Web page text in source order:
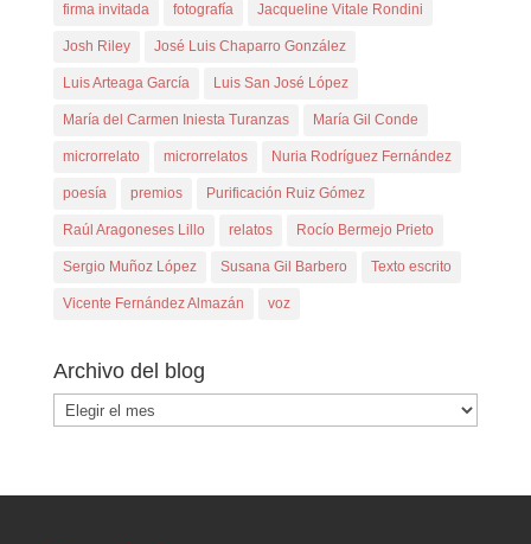
firma invitada fotografía Jacqueline Vitale Rondini
Josh Riley José Luis Chaparro González
Luis Arteaga García Luis San José López
María del Carmen Iniesta Turanzas María Gil Conde
microrrelato microrrelatos Nuria Rodríguez Fernández
poesía premios Purificación Ruiz Gómez
Raúl Aragoneses Lillo relatos Rocío Bermejo Prieto
Sergio Muñoz López Susana Gil Barbero Texto escrito
Vicente Fernández Almazán voz
Archivo del blog
Archivo
del